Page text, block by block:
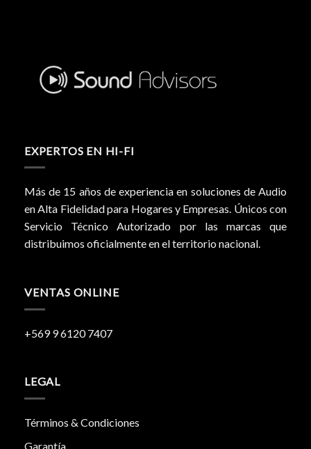
EXPERTOS EN HI-FI
Más de 15 años de experiencia en soluciones de Audio
en Alta Fidelidad para Hogares y Empresas. Únicos con
Servicio Técnico Autorizado por las marcas que
distribuimos oficialmente en el territorio nacional.
VENTAS ONLINE
+569 9 6120 7407
LEGAL
Términos & Condiciones
Garantía